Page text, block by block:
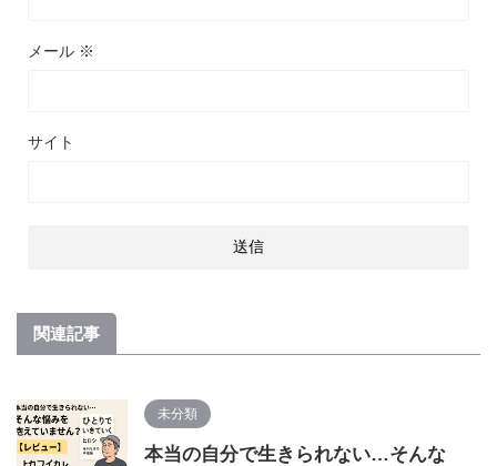
メール ※
サイト
関連記事
未分類
本当の自分で生きられない…そんな